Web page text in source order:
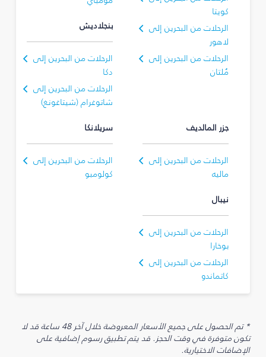
كويتا
الرحلات من البحرين إلى
لاهور
الرحلات من البحرين إلى
مُلتان
بنجلاديش
الرحلات من البحرين إلى
دكا
الرحلات من البحرين إلى
شاتوغرام (شيتاغونغ)
جزر المالديف
الرحلات من البحرين إلى
ماليه
سريلانكا
الرحلات من البحرين إلى
كولومبو
نيبال
الرحلات من البحرين إلى
بوخارا
الرحلات من البحرين إلى
كاتماندو
* تم الحصول على جميع الأسعار المعروضة خلال آخر 48 ساعة قد لا
تكون متوفرة في وقت الحجز. قد يتم تطبيق رسوم إضافية على
الإضافات الاختيارية.